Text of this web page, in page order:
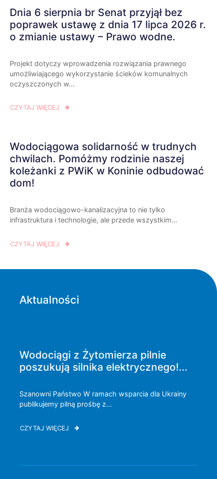
Dnia 6 sierpnia br Senat przyjął bez
poprawek ustawę z dnia 17 lipca 2026 r.
o zmianie ustawy – Prawo wodne.
Projekt dotyczy wprowadzenia rozwiązania prawnego
umożliwiającego wykorzystanie ścieków komunalnych
oczyszczonych w...
CZYTAJ WIĘCEJ
Wodociągowa solidarność w trudnych
chwilach. Pomóżmy rodzinie naszej
koleżanki z PWiK w Koninie odbudować
dom!
Branża wodociągowo-kanalizacyjna to nie tylko
infrastruktura i technologie, ale przede wszystkim...
CZYTAJ WIĘCEJ
Aktualności
Wodociągi z Żytomierza pilnie
poszukują silnika elektrycznego!...
Szanowni Państwo W ramach wsparcia dla Ukrainy
publikujemy pilną prośbę z...
CZYTAJ WIĘCEJ